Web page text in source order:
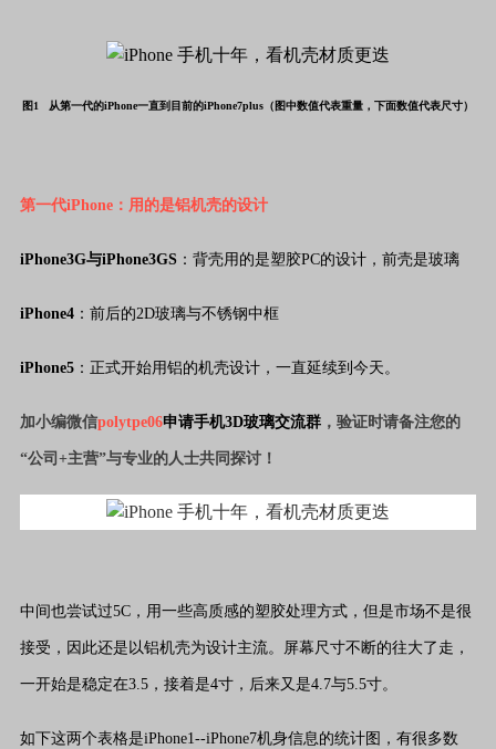
图1 从第一代的iPhone一直到目前的iPhone7plus（图中数值代表重量，下面数值代表尺寸）
第一代iPhone：用的是铝机壳的设计
iPhone3G与iPhone3GS ：背壳用的是塑胶PC的设计，前壳是玻璃
iPhone4 ：前后的2D玻璃与不锈钢中框
iPhone5 ：正式开始用铝的机壳设计，一直延续到今天。
加小编微信polytpe06申请手机3D玻璃交流群 ，验证时请备注您的
“公司+主营”与专业的人士共同探讨！
中间也尝试过5C，用一些高质感的塑胶处理方式，但是市场不是很
接受，因此还是以铝机壳为设计主流。屏幕尺寸不断的往大了走，
一开始是稳定在3.5，接着是4寸，后来又是4.7与5.5寸。
如下这两个表格是iPhone1--iPhone7机身信息的统计图，有很多数